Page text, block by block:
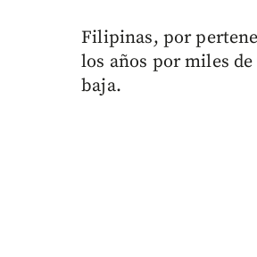
Filipinas, por
los años por miles
baja.